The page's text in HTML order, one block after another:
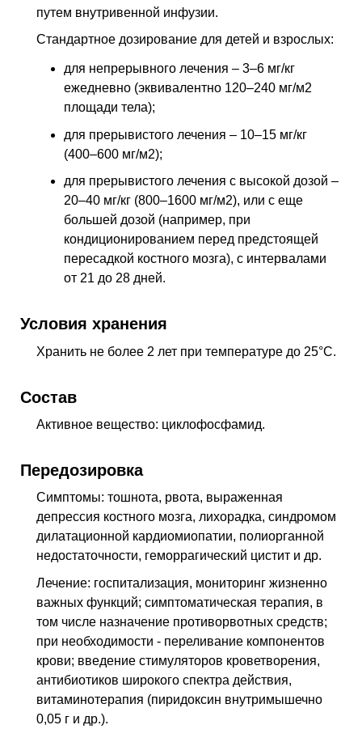
путем внутривенной инфузии.
Стандартное дозирование для детей и взрослых:
для непрерывного лечения – 3–6 мг/кг
ежедневно (эквивалентно 120–240 мг/м2
площади тела);
для прерывистого лечения – 10–15 мг/кг
(400–600 мг/м2);
для прерывистого лечения с высокой дозой –
20–40 мг/кг (800–1600 мг/м2), или с еще
большей дозой (например, при
кондиционированием перед предстоящей
пересадкой костного мозга), с интервалами
от 21 до 28 дней.
Условия хранения
Хранить не более 2 лет при температуре до 25°С.
Состав
Активное вещество: циклофосфамид.
Передозировка
Симптомы: тошнота, рвота, выраженная
депрессия костного мозга, лихорадка, синдромом
дилатационной кардиомиопатии, полиорганной
недостаточности, геморрагический цистит и др.
Лечение: госпитализация, мониторинг жизненно
важных функций; симптоматическая терапия, в
том числе назначение противорвотных средств;
при необходимости - переливание компонентов
крови; введение стимуляторов кроветворения,
антибиотиков широкого спектра действия,
витаминотерапия (пиридоксин внутримышечно
0,05 г и др.).